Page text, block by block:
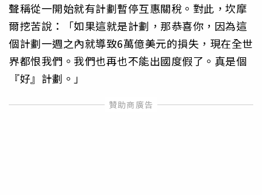
聲稱從一開始就有計劃暫停互惠關稅。對此，坎摩
爾挖苦說：「如果這就是計劃，那恭喜你，因為這
個計劃一週之內就導致6萬億美元的損失，現在全世
界都恨我們。我們也再也不能出國度假了。真是個
『好』計劃。」